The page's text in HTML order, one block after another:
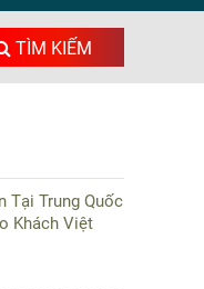
TÌM KIẾM
Tại Trung Quốc
Khách Việt